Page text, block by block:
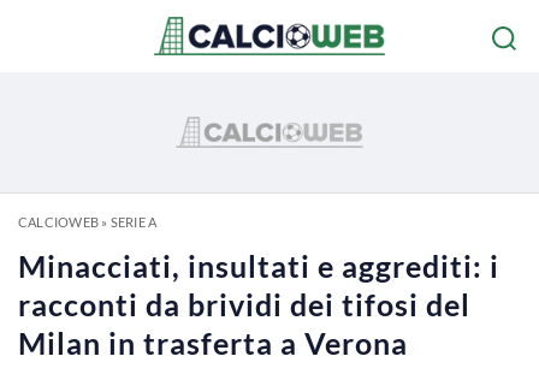
CALCIOWEB» SERIE A
Minacciati, insultati e aggrediti: i
racconti da brividi dei tifosi del
Milan in trasferta a Verona